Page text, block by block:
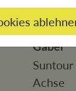
Gabel
Achse